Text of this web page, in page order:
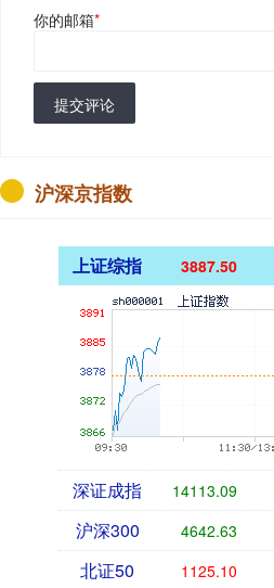
你的邮箱*
提交评论
沪深京指数
上证综指 3887.50
深证成指 14113.09
沪深300 4642.63
北证50 1125.10